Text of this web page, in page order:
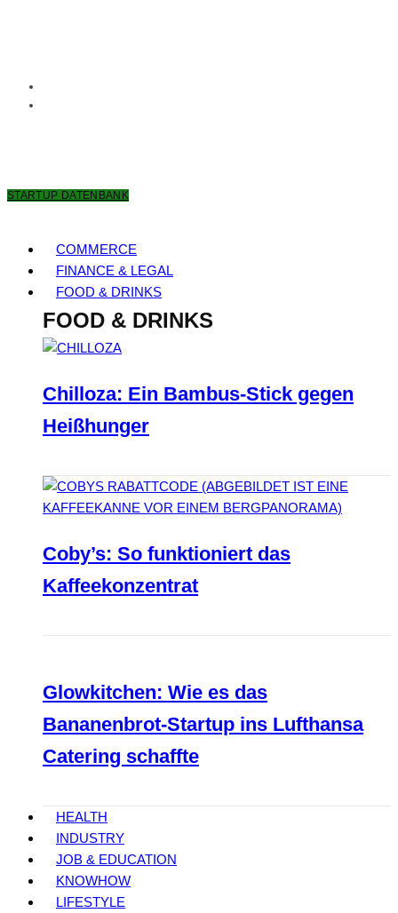
STARTUP DATENBANK
COMMERCE
FINANCE & LEGAL
FOOD & DRINKS
FOOD & DRINKS
Chilloza: Ein Bambus-Stick gegen
Heißhunger
Coby’s: So funktioniert das
Kaffeekonzentrat
Glowkitchen: Wie es das
Bananenbrot-Startup ins Lufthansa
Catering schaffte
HEALTH
INDUSTRY
JOB & EDUCATION
KNOWHOW
LIFESTYLE